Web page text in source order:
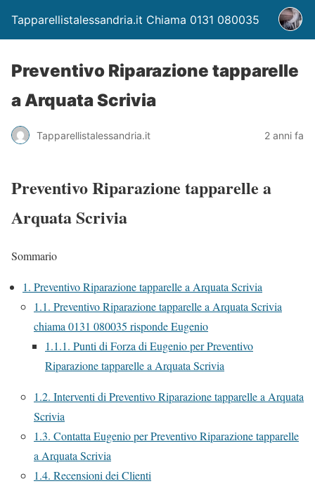
Tapparellistalessandria.it Chiama 0131 080035
Preventivo Riparazione tapparelle
a Arquata Scrivia
Tapparellistalessandria.it 2 anni fa
Preventivo Riparazione tapparelle a
Arquata Scrivia
Sommario
1. Preventivo Riparazione tapparelle a Arquata Scrivia
1.1. Preventivo Riparazione tapparelle a Arquata Scrivia
chiama 0131 080035 risponde Eugenio
1.1.1. Punti di Forza di Eugenio per Preventivo
Riparazione tapparelle a Arquata Scrivia
1.2. Interventi di Preventivo Riparazione tapparelle a Arquata
Scrivia
1.3. Contatta Eugenio per Preventivo Riparazione tapparelle
a Arquata Scrivia
1.4. Recensioni dei Clienti